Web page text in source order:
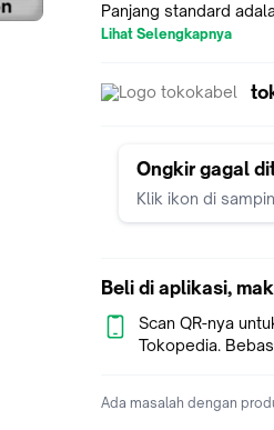
Panjang standard
sesuai permintaan.
LIVEWIRE, Q-LAN.
Lihat Selengkapnya
Ongkir gagal
Klik ikon di
Beli di aplikasi,
Scan QR-nya
Tokopedia.
Ada masalah dengan